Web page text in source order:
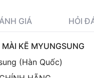
GIÁ HỎI
KẼ MYUNGSUNG
(Hàn Quốc)